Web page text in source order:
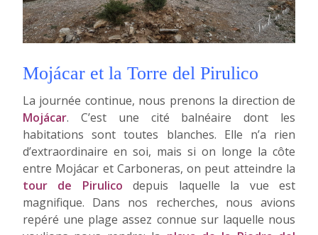
Mojácar et la Torre del Pirulico
La journée continue, nous prenons la direction de
Mojácar. C’est une cité balnéaire dont les
habitations sont toutes blanches. Elle n’a rien
d’extraordinaire en soi, mais si on longe la côte
entre Mojácar et Carboneras, on peut atteindre la
tour de Pirulico depuis laquelle la vue est
magnifique. Dans nos recherches, nous avions
repéré une plage assez connue sur laquelle nous